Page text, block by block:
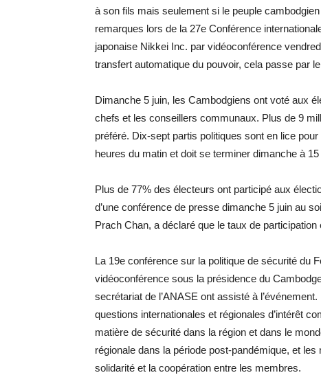
à son fils mais seulement si le peuple
remarques lors de la 27e Conférence
japonaise Nikkei Inc. par vidéoconférence
transfert automatique du pouvoir, cela passe par
Dimanche 5 juin, les Cambodgiens ont voté aux
chefs et les conseillers communaux. Plus de 9
préféré. Dix-sept partis politiques sont en lice
heures du matin et doit se terminer dimanche à
Plus de 77% des électeurs ont participé aux
d’une conférence de presse dimanche 5 juin au
Prach Chan, a déclaré que le taux de participation
La 19e conférence sur la politique de sécurité du
vidéoconférence sous la présidence du
secrétariat de l’ANASE ont assisté à
questions internationales et régionales d’intérêt
matière de sécurité dans la région et dans le
régionale dans la période post-pandémique, et
solidarité et la coopération entre les membres.